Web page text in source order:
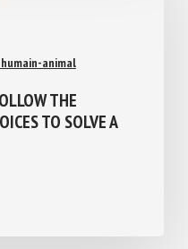
animal
THE
TO SOLVE A